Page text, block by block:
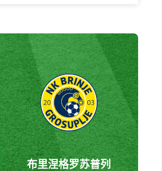
布里涅格罗苏普列